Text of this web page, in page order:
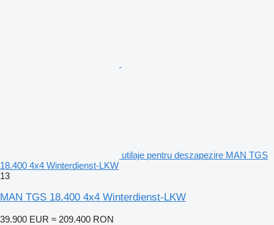
utilaje pentru deszapezire MAN TGS
18.400 4x4 Winterdienst-LKW
13
MAN TGS 18.400 4x4 Winterdienst-LKW
39.900 EUR ≈ 209.400 RON